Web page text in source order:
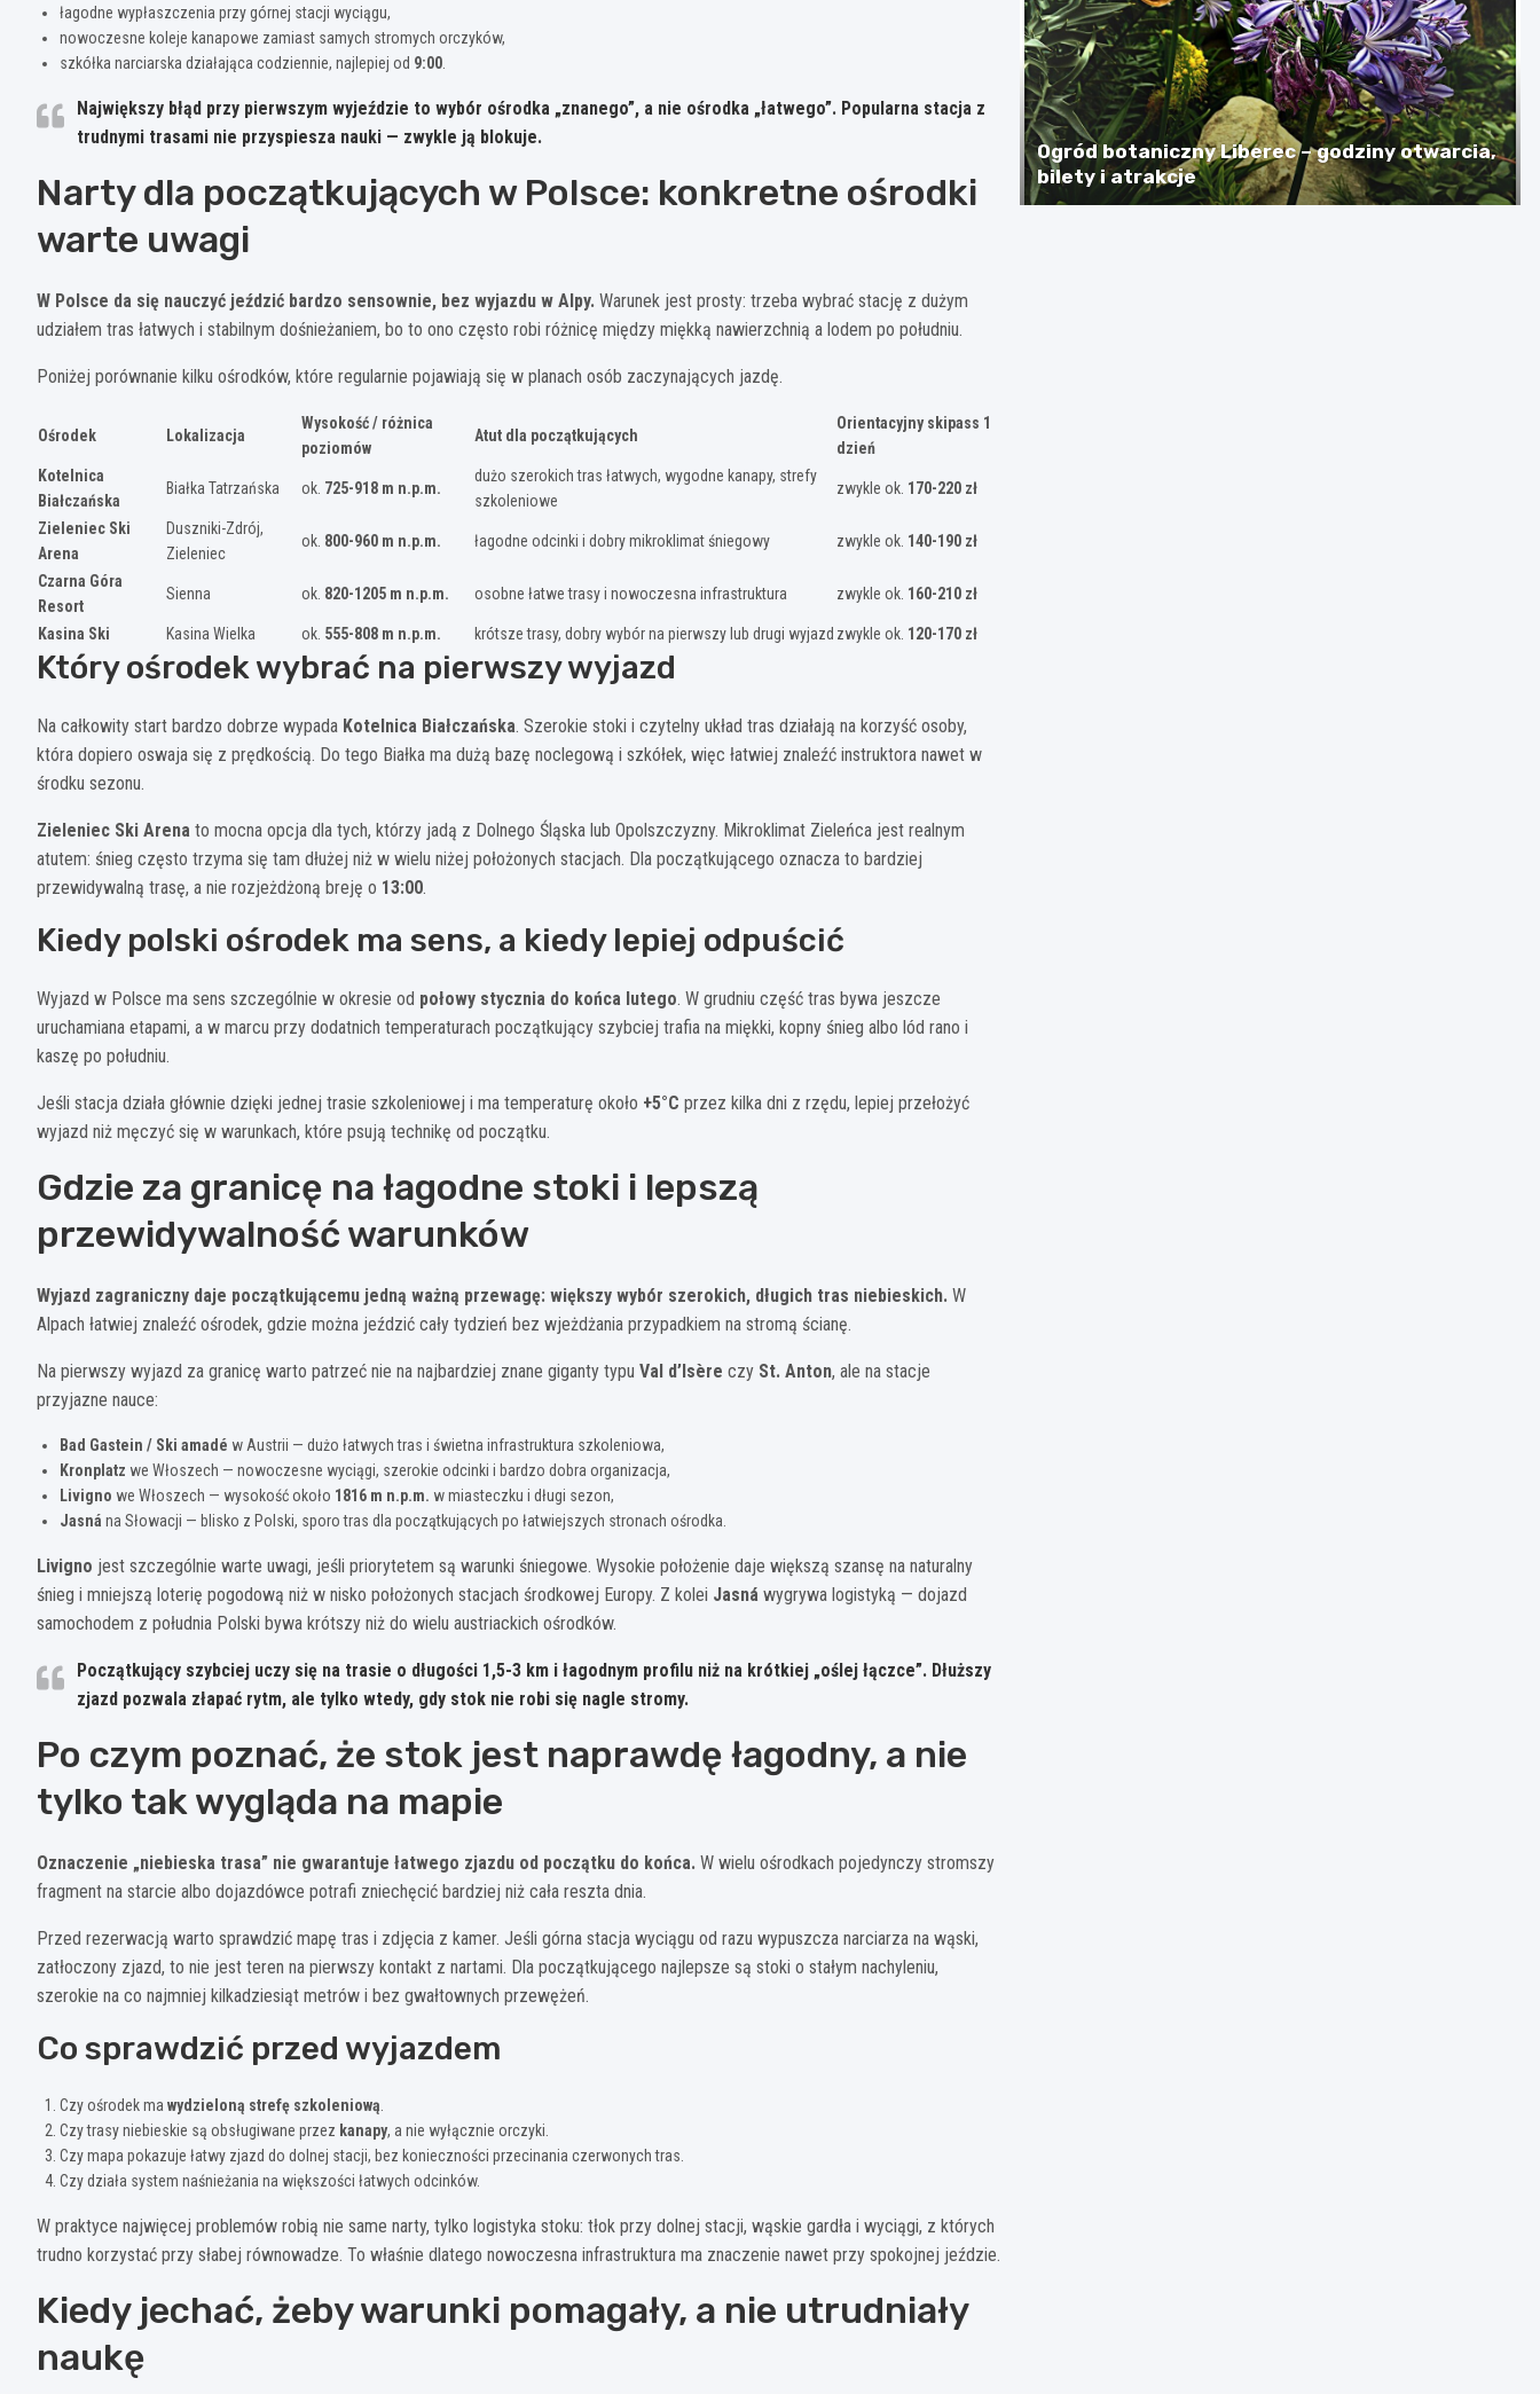
łagodne wypłaszczenia przy górnej stacji wyciągu,
nowoczesne koleje kanapowe zamiast samych stromych orczyków,
szkółka narciarska działająca codziennie, najlepiej od 9:00
Największy błąd przy pierwszym wyjeździe to wybór ośrodka „znanego”, a nie ośrodka „łatwego”. Popularna stacja z
trudnymi trasami nie przyspiesza nauki — zwykle ją blokuje.
Narty dla początkujących w Polsce: konkretne ośrodki
warte uwagi
W Polsce da się nauczyć jeździć bardzo sensownie, bez wyjazdu w Alpy. Warunek jest prosty: trzeba wybrać stację z dużym
udziałem tras łatwych i stabilnym dośnieżaniem, bo to ono często robi różnicę między miękką nawierzchnią a lodem po południu.
Poniżej porównanie kilku ośrodków, które regularnie pojawiają się w planach osób zaczynających jazdę.
Ośrodek Lokalizacja
Wysokość / różnica
poziomów
Atut dla początkujących
Orientacyjny skipass 1
dzień
Kotelnica
Białczańska
Białka Tatrzańska ok. 725-918 m n.p.m.
dużo szerokich tras łatwych, wygodne kanapy, strefy
szkoleniowe
zwykle ok. 170-220 zł
Zieleniec Ski
Arena
Duszniki-Zdrój,
Zieleniec
ok. 800-960 m n.p.m. łagodne odcinki i dobry mikroklimat śniegowy zwykle ok. 140-190 zł
Czarna Góra
Resort
Sienna ok. 820-1205 m n.p.m. osobne łatwe trasy i nowoczesna infrastruktura zwykle ok. 160-210 zł
Kasina Ski Kasina Wielka ok. 555-808 m n.p.m. krótsze trasy, dobry wybór na pierwszy lub drugi wyjazd zwykle ok. 120-170 zł
Który ośrodek wybrać na pierwszy wyjazd
Na całkowity start bardzo dobrze wypada Kotelnica Białczańska. Szerokie stoki i czytelny układ tras działają na korzyść osoby,
która dopiero oswaja się z prędkością. Do tego Białka ma dużą bazę noclegową i szkółek, więc łatwiej znaleźć instruktora nawet w
środku sezonu.
Zieleniec Ski Arena to mocna opcja dla tych, którzy jadą z Dolnego Śląska lub Opolszczyzny. Mikroklimat Zieleńca jest realnym
atutem: śnieg często trzyma się tam dłużej niż w wielu niżej położonych stacjach. Dla początkującego oznacza to bardziej
przewidywalną trasę, a nie rozjeżdżoną breję o 13:00.
Kiedy polski ośrodek ma sens, a kiedy lepiej odpuścić
Wyjazd w Polsce ma sens szczególnie w okresie od połowy stycznia do końca lutego. W grudniu część tras bywa jeszcze
uruchamiana etapami, a w marcu przy dodatnich temperaturach początkujący szybciej trafia na miękki, kopny śnieg albo lód rano i
kaszę po południu.
Jeśli stacja działa głównie dzięki jednej trasie szkoleniowej i ma temperaturę około +5°C przez kilka dni z rzędu, lepiej przełożyć
wyjazd niż męczyć się w warunkach, które psują technikę od początku.
Gdzie za granicę na łagodne stoki i lepszą
przewidywalność warunków
Wyjazd zagraniczny daje początkującemu jedną ważną przewagę: większy wybór szerokich, długich tras niebieskich. W
Alpach łatwiej znaleźć ośrodek, gdzie można jeździć cały tydzień bez wjeżdżania przypadkiem na stromą ścianę.
Na pierwszy wyjazd za granicę warto patrzeć nie na najbardziej znane giganty typu Val d’Isère czy St. Anton, ale na stacje
przyjazne nauce:
Bad Gastein / Ski amadé w Austrii — dużo łatwych tras i świetna infrastruktura szkoleniowa,
Kronplatz we Włoszech — nowoczesne wyciągi, szerokie odcinki i bardzo dobra organizacja,
Livigno we Włoszech — wysokość około 1816 m n.p.m. w miasteczku i długi sezon,
Jasná na Słowacji — blisko z Polski, sporo tras dla początkujących po łatwiejszych stronach ośrodka.
Livigno jest szczególnie warte uwagi, jeśli priorytetem są warunki śniegowe. Wysokie położenie daje większą szansę na naturalny
śnieg i mniejszą loterię pogodową niż w nisko położonych stacjach środkowej Europy. Z kolei Jasná wygrywa logistyką — dojazd
samochodem z południa Polski bywa krótszy niż do wielu austriackich ośrodków.
Początkujący szybciej uczy się na trasie o długości 1,5-3 km i łagodnym profilu niż na krótkiej „oślej łączce”. Dłuższy
zjazd pozwala złapać rytm, ale tylko wtedy, gdy stok nie robi się nagle stromy.
Po czym poznać, że stok jest naprawdę łagodny, a nie
tylko tak wygląda na mapie
Oznaczenie „niebieska trasa” nie gwarantuje łatwego zjazdu od początku do końca. W wielu ośrodkach pojedynczy stromszy
fragment na starcie albo dojazdówce potrafi zniechęcić bardziej niż cała reszta dnia.
Przed rezerwacją warto sprawdzić mapę tras i zdjęcia z kamer. Jeśli górna stacja wyciągu od razu wypuszcza narciarza na wąski,
zatłoczony zjazd, to nie jest teren na pierwszy kontakt z nartami. Dla początkującego najlepsze są stoki o stałym nachyleniu,
szerokie na co najmniej kilkadziesiąt metrów i bez gwałtownych przewężeń.
Co sprawdzić przed wyjazdem
Czy ośrodek ma wydzieloną strefę szkoleniową
Czy trasy niebieskie są obsługiwane przez kanapy, a nie wyłącznie orczyki.
Czy mapa pokazuje łatwy zjazd do dolnej stacji, bez konieczności przecinania czerwonych tras.
Czy działa system naśnieżania na większości łatwych odcinków.
W praktyce najwięcej problemów robią nie same narty, tylko logistyka stoku: tłok przy dolnej stacji, wąskie gardła i wyciągi, z których
trudno korzystać przy słabej równowadze. To właśnie dlatego nowoczesna infrastruktura ma znaczenie nawet przy spokojnej jeździe.
Kiedy jechać, żeby warunki pomagały, a nie utrudniały
naukę
Ogród botaniczny Liberec – godziny otwarcia,
bilety i atrakcje